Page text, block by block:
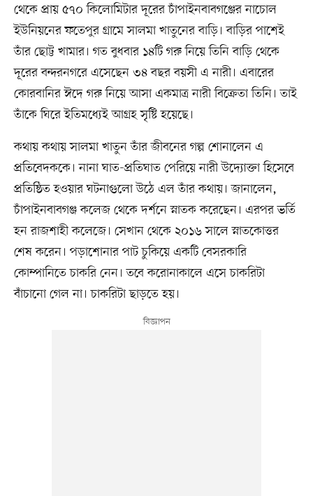
থেকে প্রায় ৫৭০ কিলোমিটার দূরের চাঁপাইনবাবগঞ্জের নাচোল
ইউনিয়নের ফতেপুর গ্রামে সালমা খাতুনের বাড়ি। বাড়ির পাশেই
তাঁর ছোট্ট খামার। গত বুধবার ১৪টি গরু নিয়ে তিনি বাড়ি থেকে
দূরের বন্দরনগরে এসেছেন ৩৪ বছর বয়সী এ নারী। এবারের
কোরবানির ঈদে গরু নিয়ে আসা একমাত্র নারী বিক্রেতা তিনি। তাই
তাঁকে ঘিরে ইতিমধ্যেই আগ্রহ সৃষ্টি হয়েছে।
কথায় কথায় সালমা খাতুন তাঁর জীবনের গল্প শোনালেন এ
প্রতিবেদককে। নানা ঘাত-প্রতিঘাত পেরিয়ে নারী উদ্যোক্তা হিসেবে
প্রতিষ্ঠিত হওয়ার ঘটনাগুলো উঠে এল তাঁর কথায়। জানালেন,
চাঁপাইনবাবগঞ্জ কলেজ থেকে দর্শনে স্নাতক করেছেন। এরপর ভর্তি
হন রাজশাহী কলেজে। সেখান থেকে ২০১৬ সালে স্নাতকোত্তর
শেষ করেন। পড়াশোনার পাট চুকিয়ে একটি বেসরকারি
কোম্পানিতে চাকরি নেন। তবে করোনাকালে এসে চাকরিটা
বাঁচানো গেল না। চাকরিটা ছাড়তে হয়।